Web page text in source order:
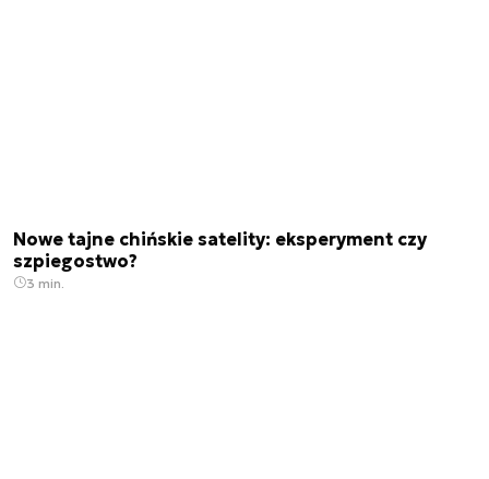
Nowe tajne chińskie satelity: eksperyment czy
szpiegostwo?
3 min.